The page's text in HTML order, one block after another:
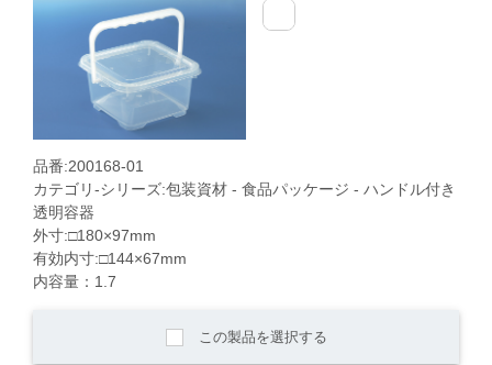
品番:200168-01
カテゴリ-シリーズ:包装資材 - 食品パッケージ - ハンドル付き
透明容器
外寸:□180×97mm
有効内寸:□144×67mm
内容量：1.7
この製品を選択する